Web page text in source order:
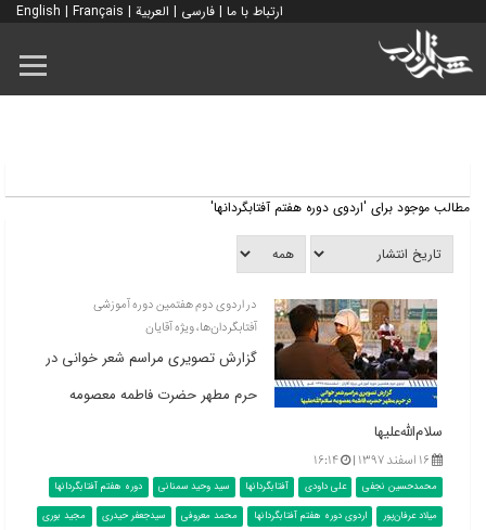
ارتباط با ما | فارسی | العربية |
English | Français
مطالب موجود برای 'اردوی دوره هفتم آفتابگردانها'
در اردوی دوم هفتمین دوره آموزشی
آفتابگردان‌ها، ویژه آقایان
گزارش تصویری مراسم شعر خوانی در
حرم مطهر حضرت فاطمه معصومه
سلام‌اللّه‌علیها
۱۶ اسفند ۱۳۹۷ | ۱۶:۱۴
محمدحسین نجفی علی داودی آفتابگردانها سید وحید سمنانی
دوره هفتم آفتابگردانها
میلاد عرفان‌پور
اردوی دوره هفتم آفتابگردانها محمد معروفی سیدجعفر حیدری مجید بوری